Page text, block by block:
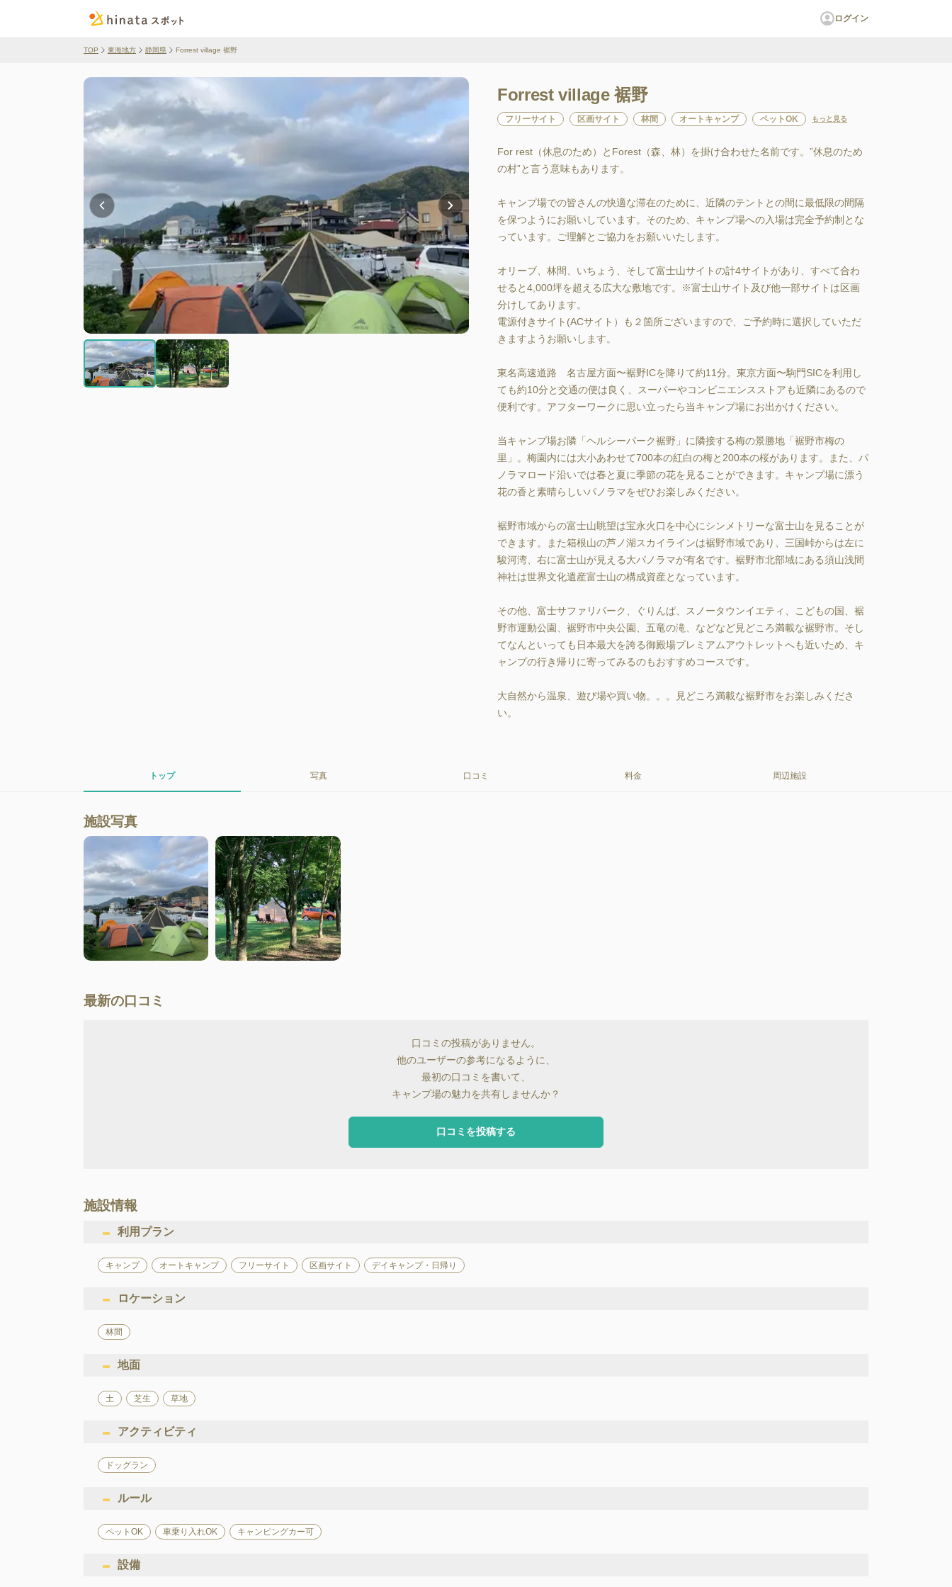
ログイン
TOP 東海地方 静岡県 Forrest village 裾野
Forrest village 裾野
フリーサイト 区画サイト 林間 オートキャンプ ペットOK もっと見る
For rest（休息のため）とForest（森、林）を掛け合わせた名前です。”休息のため
の村”と言う意味もあります。
キャンプ場での皆さんの快適な滞在のために、近隣のテントとの間に最低限の間隔
を保つようにお願いしています。そのため、キャンプ場への入場は完全予約制とな
っています。ご理解とご協力をお願いいたします。
オリーブ、林間、いちょう、そして富士山サイトの計4サイトがあり、すべて合わ
せると4,000坪を超える広大な敷地です。※富士山サイト及び他一部サイトは区画
分けしてあります。
電源付きサイト(ACサイト）も２箇所ございますので、ご予約時に選択していただ
きますようお願いします。
東名高速道路　名古屋方面〜裾野ICを降りて約11分。東京方面〜駒門SICを利用し
ても約10分と交通の便は良く、スーパーやコンビニエンスストアも近隣にあるので
便利です。アフターワークに思い立ったら当キャンプ場にお出かけください。
当キャンプ場お隣「ヘルシーパーク裾野」に隣接する梅の景勝地「裾野市梅の
里」。梅園内には大小あわせて700本の紅白の梅と200本の桜があります。また、パ
ノラマロード沿いでは春と夏に季節の花を見ることができます。キャンプ場に漂う
花の香と素晴らしいパノラマをぜひお楽しみください。
裾野市域からの富士山眺望は宝永火口を中心にシンメトリーな富士山を見ることが
できます。また箱根山の芦ノ湖スカイラインは裾野市域であり、三国峠からは左に
駿河湾、右に富士山が見える大パノラマが有名です。裾野市北部域にある須山浅間
神社は世界文化遺産富士山の構成資産となっています。
その他、富士サファリパーク、ぐりんぱ、スノータウンイエティ、こどもの国、裾
野市運動公園、裾野市中央公園、五竜の滝、などなど見どころ満載な裾野市。そし
てなんといっても日本最大を誇る御殿場プレミアムアウトレットへも近いため、キ
ャンプの行き帰りに寄ってみるのもおすすめコースです。
大自然から温泉、遊び場や買い物。。。見どころ満載な裾野市をお楽しみくださ
い。
トップ 写真 口コミ 料金 周辺施設
施設写真
最新の口コミ
口コミの投稿がありません。
他のユーザーの参考になるように、
最初の口コミを書いて、
キャンプ場の魅力を共有しませんか？
口コミを投稿する
施設情報
利用プラン
キャンプ オートキャンプ フリーサイト 区画サイト デイキャンプ・日帰り
ロケーション
林間
地面
土 芝生 草地
アクティビティ
ドッグラン
ルール
ペットOK 車乗り入れOK キャンピングカー可
設備